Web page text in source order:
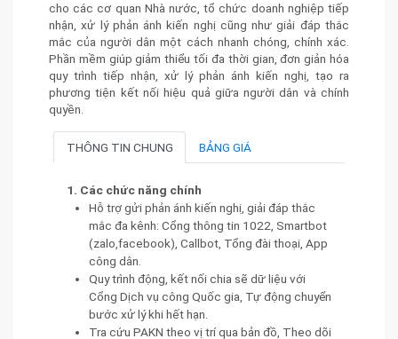
cho các cơ quan Nhà nước, tổ chức doanh nghiệp tiếp
nhận, xử lý phản ánh kiến nghị cũng như giải đáp thắc
mắc của người dân một cách nhanh chóng, chính xác.
Phần mềm giúp giảm thiểu tối đa thời gian, đơn giản hóa
quy trình tiếp nhận, xử lý phản ánh kiến nghị, tạo ra
phương tiện kết nối hiệu quả giữa người dân và chính
quyền.
THÔNG TIN CHUNG BẢNG GIÁ
1. Các chức năng chính
Hỗ trợ gửi phản ánh kiến nghị, giải đáp thắc
mắc đa kênh: Cổng thông tin 1022, Smartbot
(zalo,facebook), Callbot, Tổng đài thoại, App
công dân.
Quy trình động, kết nối chia sẽ dữ liệu với
Cổng Dịch vụ công Quốc gia, Tự động chuyển
bước xử lý khi hết hạn.
Tra cứu PAKN theo vị trí qua bản đồ, Theo dõi